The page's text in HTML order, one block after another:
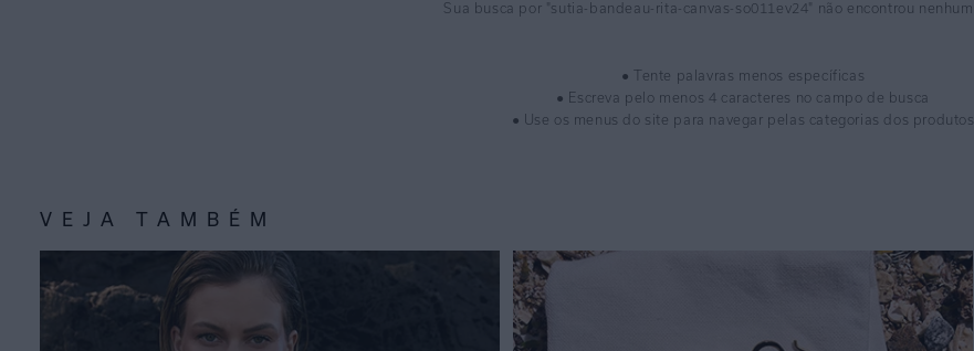
sutia-bandeau-rita-canvas-so011ev24
● Tente palavras menos específicas
● Escreva pelo menos 4 caracteres no campo de busca
● Use os menus do site para navegar pelas categorias dos produtos
VEJA TAMBÉM